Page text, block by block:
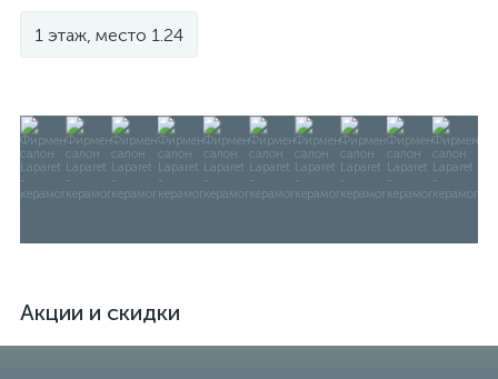
1 этаж, место 1.24
Акции и скидки